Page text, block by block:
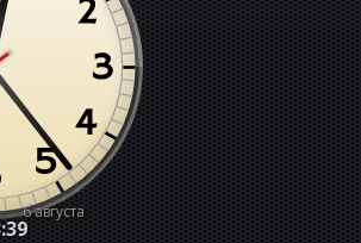
6 августа